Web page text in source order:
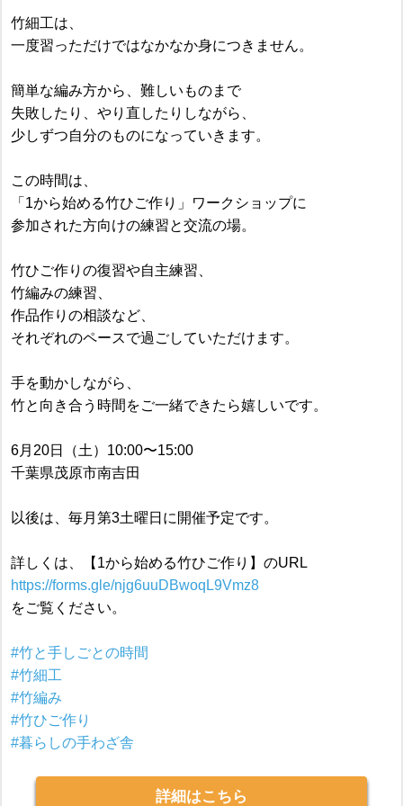
竹細工は、
一度習っただけではなかなか身につきません。
簡単な編み方から、難しいものまで
失敗したり、やり直したりしながら、
少しずつ自分のものになっていきます。
この時間は、
「1から始める竹ひご作り」ワークショップに
参加された方向けの練習と交流の場。
竹ひご作りの復習や自主練習、
竹編みの練習、
作品作りの相談など、
それぞれのペースで過ごしていただけます。
手を動かしながら、
竹と向き合う時間をご一緒できたら嬉しいです。
6月20日（土）10:00〜15:00
千葉県茂原市南吉田
以後は、毎月第3土曜日に開催予定です。
詳しくは、【1から始める竹ひご作り】のURL
https://forms.gle/njg6uuDBwoqL9Vmz8
をご覧ください。
#竹と手しごとの時間
#竹細工
#竹編み
#竹ひご作り
#暮らしの手わざ舎
詳細はこちら